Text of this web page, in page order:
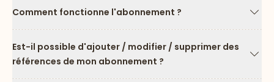
Comment fonctionne l'abonnement ?
Est-il possible d'ajouter / modifier / supprimer des
références de mon abonnement ?